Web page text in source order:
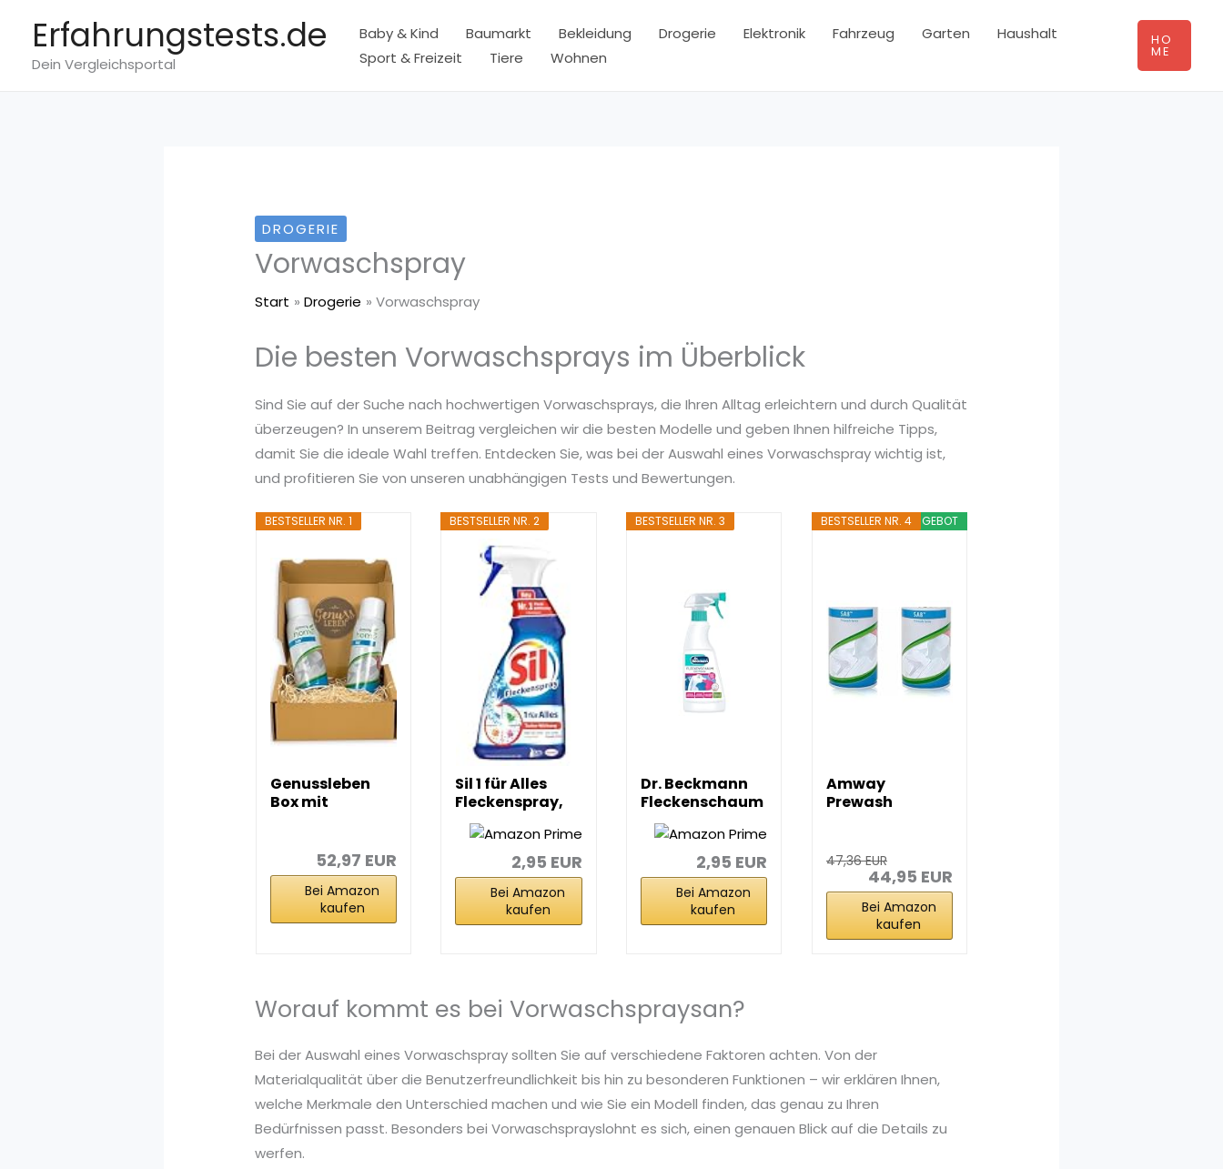
springen
Erfahrungstests.de
Dein Vergleichsportal
Baby & Kind Baumarkt Bekleidung Drogerie Elektronik Fahrzeug Garten
Haushalt
Sport & Freizeit
Tiere Wohnen
HO
ME
DROGERIE
Vorwaschspray
Start Drogerie Vorwaschspray
Die besten Vorwaschsprays im Überblick
Sind Sie auf der Suche nach hochwertigen Vorwaschsprays, die Ihren Alltag erleichtern und durch Qualität
überzeugen? In unserem Beitrag vergleichen wir die besten Modelle und geben Ihnen hilfreiche Tipps,
damit Sie die ideale Wahl treffen. Entdecken Sie, was bei der Auswahl eines Vorwaschspray wichtig ist,
und profitieren Sie von unseren unabhängigen Tests und Bewertungen.
BESTSELLER NR. 1
Genussleben
Box mit
52,97 EUR
Bei Amazon
kaufen
BESTSELLER NR. 2
Sil 1 für Alles
Fleckenspray,
500 ml...
2,95 EUR
Bei Amazon
kaufen
BESTSELLER NR. 3
Dr. Beckmann
Fleckenschaum
Oxi-Power...
2,95 EUR
Bei Amazon
kaufen
ANGEBOT
BESTSELLER NR. 4
Amway
Prewash
47,36 EUR
44,95 EUR
Bei Amazon
kaufen
Worauf kommt es bei Vorwaschspraysan?
Bei der Auswahl eines Vorwaschspray sollten Sie auf verschiedene Faktoren achten. Von der
Materialqualität über die Benutzerfreundlichkeit bis hin zu besonderen Funktionen – wir erklären Ihnen,
welche Merkmale den Unterschied machen und wie Sie ein Modell finden, das genau zu Ihren
Bedürfnissen passt. Besonders bei Vorwaschsprayslohnt es sich, einen genauen Blick auf die Details zu
werfen.